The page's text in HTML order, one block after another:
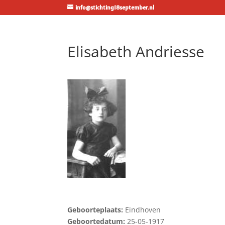
info@stichting18september.nl
Elisabeth Andriesse
Geboorteplaats: Eindhoven
Geboortedatum:25-05-1917